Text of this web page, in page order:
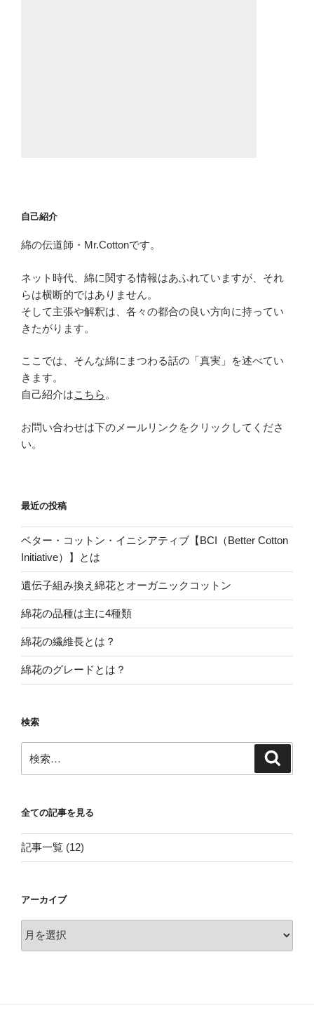
自己紹介
綿の伝道師・Mr.Cottonです。
ネット時代、綿に関する情報はあふれていますが、それ
らは横断的ではありません。
そして主張や解釈は、各々の都合の良い方向に持ってい
きたがります。
ここでは、そんな綿にまつわる話の「真実」を述べてい
きます。
自己紹介はこちら。
お問い合わせは下のメールリンクをクリックしてくださ
い。
最近の投稿
ベター・コットン・イニシアティブ【BCI（Better Cotton
Initiative）】とは
遺伝子組み換え綿花とオーガニックコットン
綿花の品種は主に4種類
綿花の繊維長とは？
綿花のグレードとは？
検索
索:
全ての記事を見る
記事一覧 (12)
アーカイブ
ア